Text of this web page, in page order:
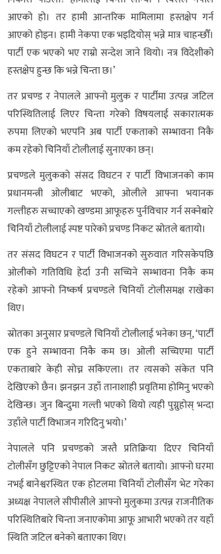
आएको हो। तर हामी आन्तरिक मामिलामा हस्तक्षेप गर्न
आएको होइन। हामी नेकपा एक भइदियोस् भन्ने मात्र चाहन्छौँ।
पार्टी एक भएको भए राम्रो सन्देश जाने थियो। नत्र विदेशीको
हस्तक्षेप हुन्छ कि भन्ने चिन्ता छ।’
तर प्रचण्ड र नेपालले आफ्नो मुलुक र पार्टीमा उत्पन्न जटिल
परिस्थितिलाई लिएर चिन्ता गरेको विषयलाई सकारात्मक
रुपमा लिएको भएपनि अब पार्टी एकताको सम्भावना निकै
कम रहेको चिनियाँ टोलीलाई सुनाएका छन्।
प्रचण्डले मुलुकको संसद विघटन र पार्टी विभाजनको काम
प्रधानमन्त्री ओलीबाट भएको, ओलीले आफ्ना भयानक
गल्तीहरु सच्चाएको खण्डमा आफूहरु पुर्नविचार गर्न सक्नेबारे
चिनियाँ टोलीलाई स्पष्ट पारेको प्रचण्ड निकट स्रोतले बतायो।
तर संसद विघटन र पार्टी विभाजनको सुरुवात गरिसकेपछि
ओलीको गतिविधि हेर्दा उनी सच्चिने सम्भावना निकै कम
रहेको आफ्नो निष्कर्ष प्रचण्डले चिनियाँ टोलीसमक्ष राखेका
थिए।
स्रोतका अनुसार प्रचण्डले चिनियाँ टोलीलाई भनेका छन्, ‘पार्टी
एक हुने सम्भावना निकै कम छ। ओली सच्चिएमा पार्टी
एकताबारे केही सोच्न सकिएला। तर त्यसको संकेत पनि
देखिएको छैन। झनझन उहाँ तानाशाही प्रवृतिमा होमिनु भएको
देखिन्छ। जुन बिन्दुमा गल्ती भएको थियो त्यही पुग्नुहोस् भन्दा
उहाँले पार्टी विभाजन गरिदिनु भयो।’
नेपालले पनि प्रचण्डको जस्तै प्रतिक्रिया दिएर चिनियाँ
टोलीसँग छुट्टिएको नेपाल निकट स्रोतले बतायो। आफ्नो घरमा
नभई बानेश्वरस्थित एक होटलमा चिनियाँ टोलीसँग भेट गरेका
अध्यक्ष नेपालले सीपीसीले आफ्नो मुलुकमा उत्पन्न राजनीतिक
परिस्थितिबारे चिन्ता जनाएकोमा आफू आभारी भएको तर यहाँ
स्थिति जटिल बनेको बताएका थिए।